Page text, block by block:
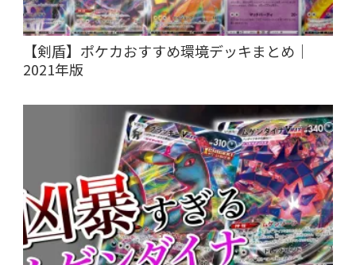
【剣盾】ポケカおすすめ環境デッキまとめ｜
2021年版